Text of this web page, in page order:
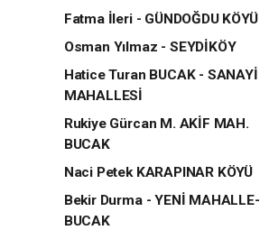
Fatma İleri - GÜNDOĞDU KÖYÜ
Osman Yılmaz - SEYDİKÖY
Hatice Turan BUCAK - SANAYİ
MAHALLESİ
Rukiye Gürcan M. AKİF MAH.
BUCAK
Naci Petek KARAPINAR KÖYÜ
Bekir Durma - YENİ MAHALLE-
BUCAK